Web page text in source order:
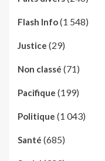
Flash Info(1 548)
Justice (29)
Non classé (71)
Pacifique (199)
Politique (1 043)
Santé (685)